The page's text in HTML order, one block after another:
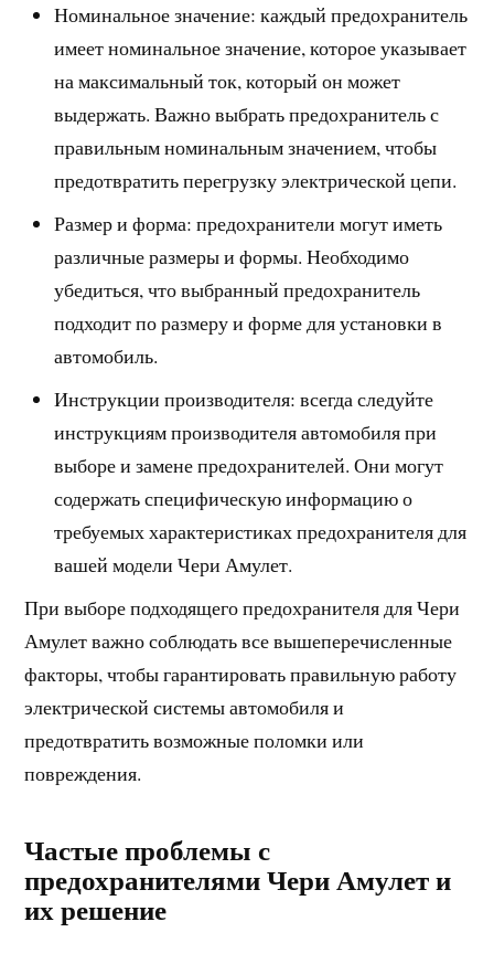
Номинальное значение: каждый предохранитель
имеет номинальное значение, которое указывает
на максимальный ток, который он может
выдержать. Важно выбрать предохранитель с
правильным номинальным значением, чтобы
предотвратить перегрузку электрической цепи.
Размер и форма: предохранители могут иметь
различные размеры и формы. Необходимо
убедиться, что выбранный предохранитель
подходит по размеру и форме для установки в
автомобиль.
Инструкции производителя: всегда следуйте
инструкциям производителя автомобиля при
выборе и замене предохранителей. Они могут
содержать специфическую информацию о
требуемых характеристиках предохранителя для
вашей модели Чери Амулет.
При выборе подходящего предохранителя для Чери
Амулет важно соблюдать все вышеперечисленные
факторы, чтобы гарантировать правильную работу
электрической системы автомобиля и
предотвратить возможные поломки или
повреждения.
Частые проблемы с
предохранителями Чери Амулет и
их решение